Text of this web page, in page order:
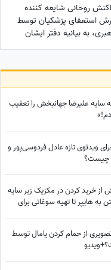
روحانی شایعه کننده
استعفای پزشکیان توسط
به بیانیه دفتر ایشان
سایه علیرضا جهانبخش را تعقیب
ویدئوی تازه عادل فردوسی‌پور و
چیست؟
از خرید کردن در مکزیک زیر سایه
نفره برای رفتن به هایپر تا تهیه سوغاتی برای
از حمام کردن یامال توسط